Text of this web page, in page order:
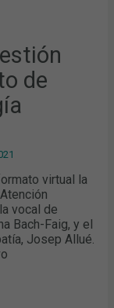
de
virtual la
vocal de
Bach-Faig, y el
Josep Allué.